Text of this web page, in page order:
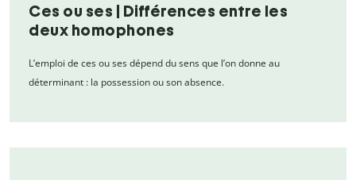
Ces ou ses | Différences entre les
deux homophones
L’emploi de ces ou ses dépend du sens que l’on donne au
déterminant : la possession ou son absence.